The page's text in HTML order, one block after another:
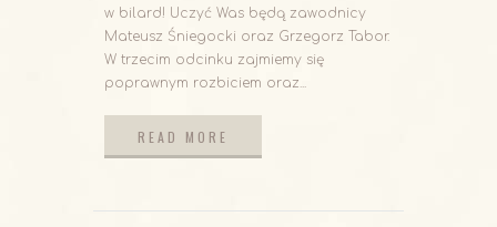
w bilard! Uczyć Was będą zawodnicy
Mateusz Śniegocki oraz Grzegorz Tabor.
W trzecim odcinku zajmiemy się
poprawnym rozbiciem oraz...
READ MORE